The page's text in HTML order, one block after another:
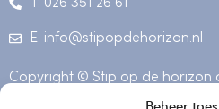
Beheer
T: 026 351 26 61
E: info@stipopdehorizon.nl
Copyright © Stip op de horizon